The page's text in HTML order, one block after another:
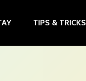
TIPS & TRICKS